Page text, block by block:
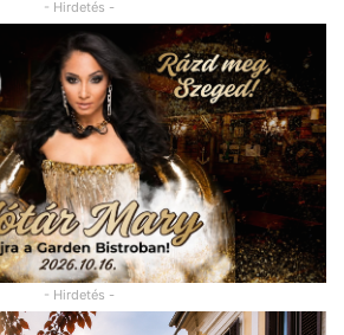
- Hirdetés -
- Hirdetés -